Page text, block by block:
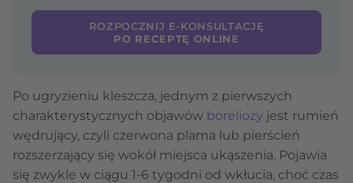
ROZPOCZNIJ E-KONSULTACJĘ
PO RECEPTĘ ONLINE
Po ugryzieniu kleszcza, jednym z pierwszych
charakterystycznych objawów boreliozy jest rumień
wędrujący, czyli czerwona plama lub pierścień
rozszerzający się wokół miejsca ukąszenia. Pojawia
się zwykle w ciągu 1-6 tygodni od wkłucia, choć czas